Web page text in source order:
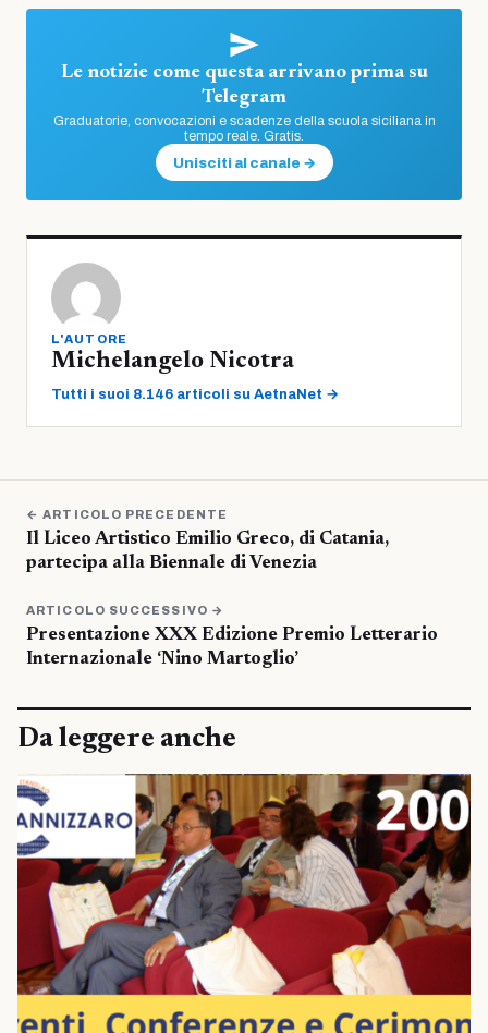
Le notizie come questa arrivano prima su
Telegram
Graduatorie, convocazioni e scadenze della scuola siciliana in
tempo reale. Gratis.
Unisciti al canale →
L'AUTORE
Michelangelo Nicotra
Tutti i suoi 8.146 articoli su AetnaNet →
← ARTICOLO PRECEDENTE
Il Liceo Artistico Emilio Greco, di Catania,
partecipa alla Biennale di Venezia
ARTICOLO SUCCESSIVO →
Presentazione XXX Edizione Premio Letterario
Internazionale ‘Nino Martoglio’
Da leggere anche